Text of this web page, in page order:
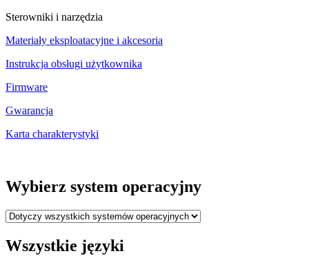
Sterowniki i narzędzia
Materiały eksploatacyjne i akcesoria
Instrukcja obsługi użytkownika
Firmware
Gwarancja
Karta charakterystyki
Wybierz system operacyjny
Wszystkie języki